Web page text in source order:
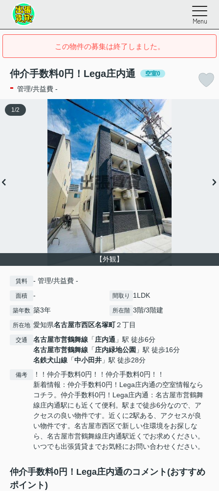
Menu
この物件の募集は終了しました。
仲介手数料0円！Lega庄内通 空室0
- 管理/共益費 -
【外観】
1 /2
賃料 - 管理/共益費 -
面積 - 間取り 1LDK
築年数 築3年 所在階 3階/3階建
所在地 愛知県名古屋市西区名塚町２丁目
交通 名古屋市営鶴舞線 「庄内通 」駅 徒歩6分
名古屋市営鶴舞線 「庄内緑地公園 」駅 徒歩16分
名鉄犬山線 「中小田井 」駅 徒歩28分
備考
！！仲介手数料0円！！仲介手数料0円！！
新着情報：仲介手数料0円！Lega庄内通の空室情報なら
コチラ。仲介手数料0円！Lega庄内通：名古屋市営鶴舞
線庄内通駅にも近くて便利。駅まで徒歩6分なので、ア
クセスの良い物件です。近くに2駅ある、アクセスが良
い物件です。名古屋市西区で新しい住環境をお探しな
ら、名古屋市営鶴舞線庄内通駅近くでお求めください。
いつでも出張賃貸までお気軽にお問い合わせください。
仲介手数料0円！Lega庄内通のコメント(おすすめ
ポイント)